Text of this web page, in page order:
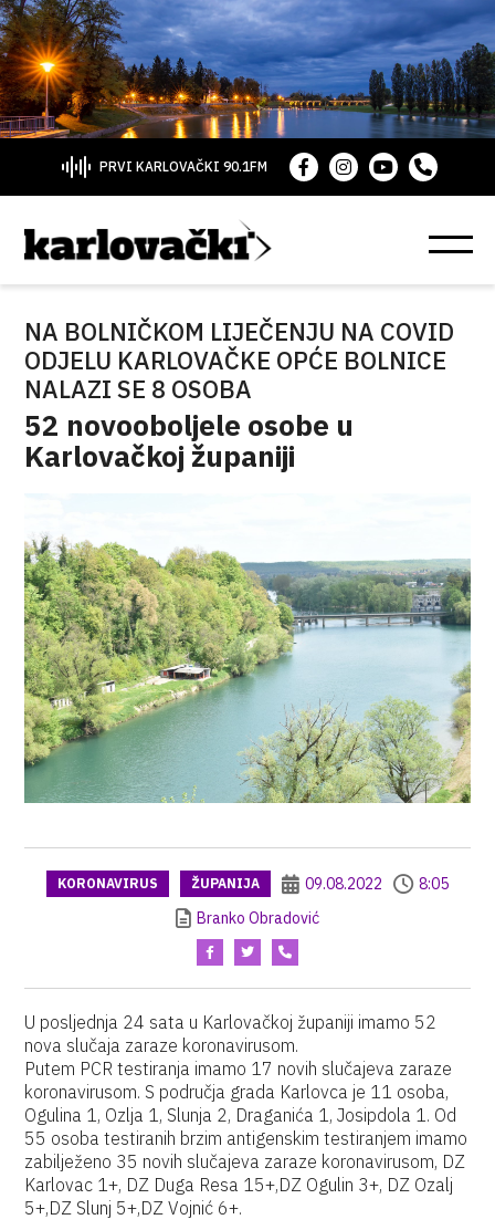
PRVI KARLOVAČKI 90.1FM
NA BOLNIČKOM LIJEČENJU NA COVID
ODJELU KARLOVAČKE OPĆE BOLNICE
NALAZI SE 8 OSOBA
52 novooboljele osobe u
Karlovačkoj županiji
KORONAVIRUS ŽUPANIJA 09.08.2022
8:05
Branko Obradović
U posljednja 24 sata u Karlovačkoj županiji imamo 52
nova slučaja zaraze koronavirusom.
Putem PCR testiranja imamo 17 novih slučajeva zaraze
koronavirusom. S područja grada Karlovca je 11 osoba,
Ogulina 1, Ozlja 1, Slunja 2, Draganića 1, Josipdola 1. Od
55 osoba testiranih brzim antigenskim testiranjem imamo
zabilježeno 35 novih slučajeva zaraze koronavirusom, DZ
Karlovac 1+, DZ Duga Resa 15+,DZ Ogulin 3+, DZ Ozalj
5+,DZ Slunj 5+,DZ Vojnić 6+.